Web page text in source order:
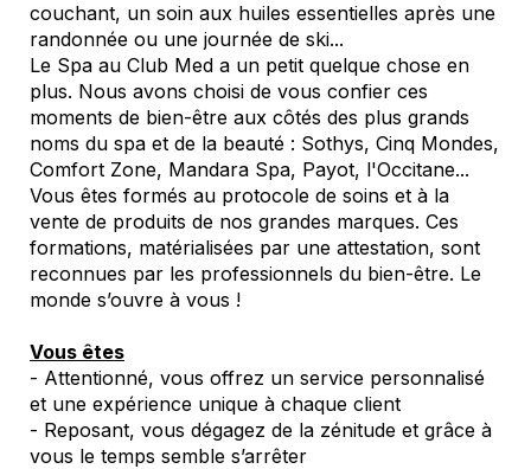
couchant, un soin aux huiles essentielles après une
randonnée ou une journée de ski...
Le Spa au Club Med a un petit quelque chose en
plus. Nous avons choisi de vous confier ces
moments de bien-être aux côtés des plus grands
noms du spa et de la beauté : Sothys, Cinq Mondes,
Comfort Zone, Mandara Spa, Payot, l'Occitane...
Vous êtes formés au protocole de soins et à la
vente de produits de nos grandes marques. Ces
formations, matérialisées par une attestation, sont
reconnues par les professionnels du bien-être. Le
monde s’ouvre à vous !
Vous êtes
- Attentionné, vous offrez un service personnalisé
et une expérience unique à chaque client
- Reposant, vous dégagez de la zénitude et grâce à
vous le temps semble s’arrêter